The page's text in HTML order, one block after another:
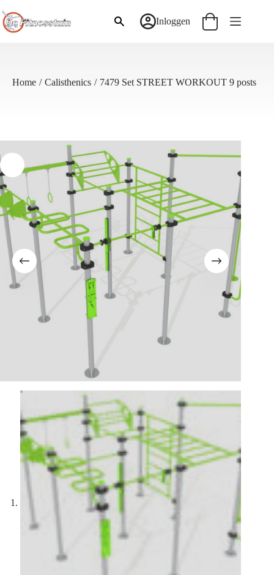
naar
de
Inloggen Winkelwagen
Home / Calisthenics / 7479 Set STREET WORKOUT 9 posts